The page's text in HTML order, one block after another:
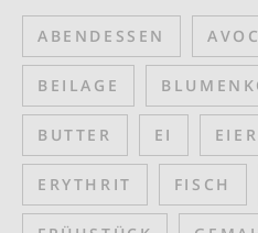
ABENDESSEN
BEILAGE
BUTTER EI EIER
ERYTHRIT FISCH